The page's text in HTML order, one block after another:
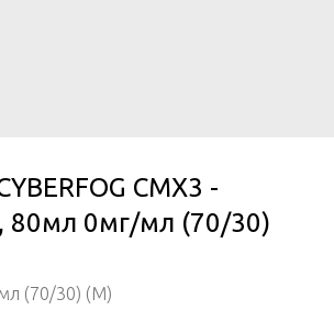
CMX3 -
80мл 0мг/мл (70/30)
(70/30) (М)